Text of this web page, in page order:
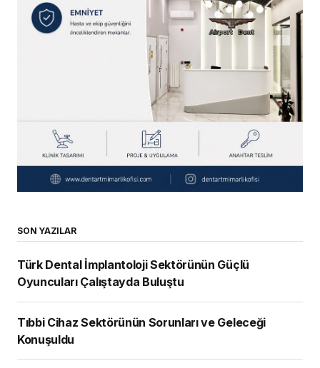
SON YAZILAR
Türk Dental İmplantoloji Sektörünün Güçlü
Oyuncuları Çalıştayda Buluştu
Tıbbi Cihaz Sektörünün Sorunları ve Geleceği
Konuşuldu